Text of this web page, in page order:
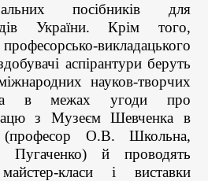
посібників для
України. Крім того,
викладацького
аспірантури беруть
науков-творчих
в межах угоди про
з Музеєм Шевченка в
О.В. Школьна,
й проводять
класи і виставки